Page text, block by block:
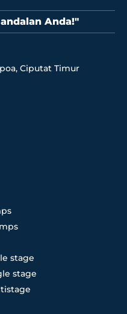
Anda!"
Ciputat Timur
stage
stage